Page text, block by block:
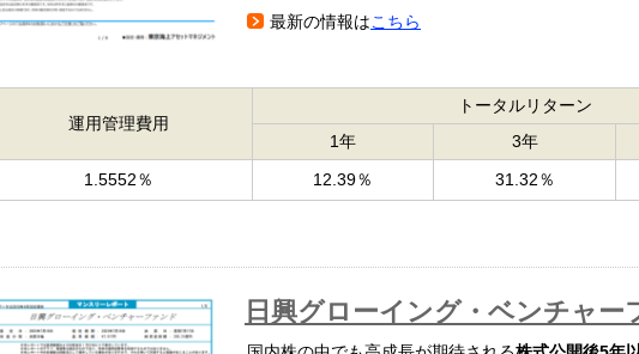
最新の情報はこちら
運用管理費用
トータルリターン
1年
3年
1.5552％
12.39％ 31.32％
日興グローイング・ベンチャー